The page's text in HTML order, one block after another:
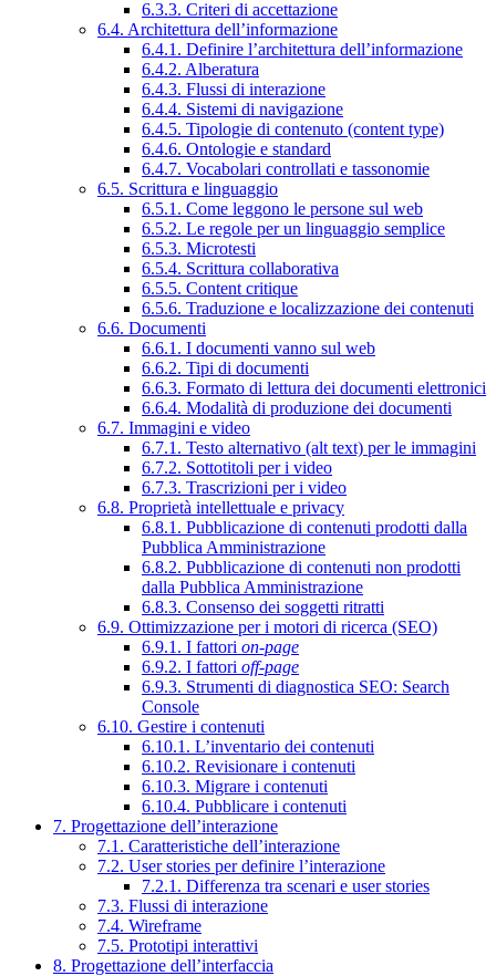
6.3.3. Criteri di accettazione
6.4. Architettura dell’informazione
6.4.1. Definire l’architettura dell’informazione
6.4.2. Alberatura
6.4.3. Flussi di interazione
6.4.4. Sistemi di navigazione
6.4.5. Tipologie di contenuto (content type)
6.4.6. Ontologie e standard
6.4.7. Vocabolari controllati e tassonomie
6.5. Scrittura e linguaggio
6.5.1. Come leggono le persone sul web
6.5.2. Le regole per un linguaggio semplice
6.5.3. Microtesti
6.5.4. Scrittura collaborativa
6.5.5. Content critique
6.5.6. Traduzione e localizzazione dei contenuti
6.6. Documenti
6.6.1. I documenti vanno sul web
6.6.2. Tipi di documenti
6.6.3. Formato di lettura dei documenti elettronici
6.6.4. Modalità di produzione dei documenti
6.7. Immagini e video
6.7.1. Testo alternativo (alt text) per le immagini
6.7.2. Sottotitoli per i video
6.7.3. Trascrizioni per i video
6.8. Proprietà intellettuale e privacy
6.8.1. Pubblicazione di contenuti prodotti dalla
Pubblica Amministrazione
6.8.2. Pubblicazione di contenuti non prodotti
dalla Pubblica Amministrazione
6.8.3. Consenso dei soggetti ritratti
6.9. Ottimizzazione per i motori di ricerca (SEO)
6.9.1. I fattori on-page
6.9.2. I fattori off-page
6.9.3. Strumenti di diagnostica SEO: Search
Console
6.10. Gestire i contenuti
6.10.1. L’inventario dei contenuti
6.10.2. Revisionare i contenuti
6.10.3. Migrare i contenuti
6.10.4. Pubblicare i contenuti
7. Progettazione dell’interazione
7.1. Caratteristiche dell’interazione
7.2. User stories per definire l’interazione
7.2.1. Differenza tra scenari e user stories
7.3. Flussi di interazione
7.4. Wireframe
7.5. Prototipi interattivi
8. Progettazione dell’interfaccia